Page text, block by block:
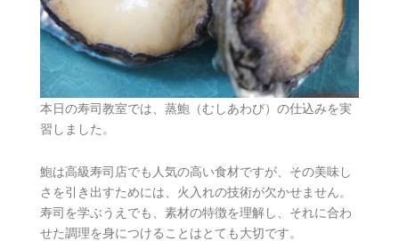
本日の寿司教室では、蒸鮑（むしあわび）の仕込みを実
習しました。
鮑は高級寿司店でも人気の高い食材ですが、その美味し
さを引き出すためには、火入れの技術が欠かせません。
寿司を学ぶうえでも、素材の特徴を理解し、それに合わ
せた調理を身につけることはとても大切です。